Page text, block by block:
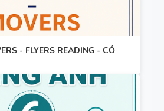
- FLYERS READING - CÓ